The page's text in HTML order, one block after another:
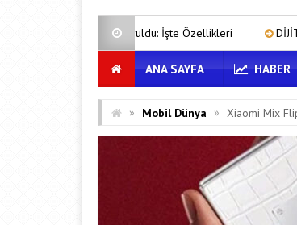
İşte Özellikleri DİJİTAL ÜRÜN KALİTESİNDE
ANA SAYFA HABER
» Mobil Dünya » Xiaomi Mix